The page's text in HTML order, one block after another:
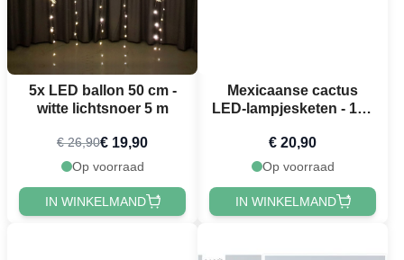
5x LED ballon 50 cm -
witte lichtsnoer 5 m
€ 26,90€ 19,90
Op voorraad
IN WINKELMAND
Mexicaanse cactus
LED-lampjesketen - 140
€ 20,90
Op voorraad
IN WINKELMAND